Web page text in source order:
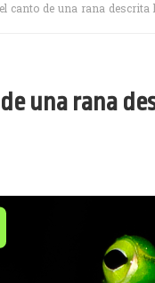
canto de una rana descrita
una rana